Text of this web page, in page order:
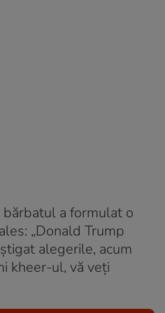
bărbatul a formulat o
„Donald Trump
alegerile, acum
kheer-ul, vă veți